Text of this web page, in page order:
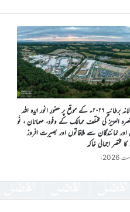
جلسہ سالانہ برطانیہ ۲۰۲۶ء کے موقع پر حضورِ انور ایّدہ الله
العزیز کی مختلف ممالک کے وفود، مہمانان ، نَو
اور نمائندگان سے ملاقاتوں اور بصیرت افروز
کا مختصر اجمالی خاکہ